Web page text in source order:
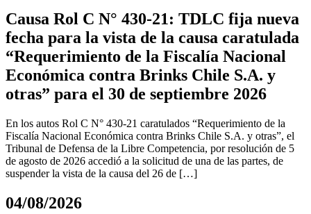
Causa Rol C N° 430-21: TDLC fija nueva
fecha para la vista de la causa caratulada
“Requerimiento de la Fiscalía Nacional
Económica contra Brinks Chile S.A. y
otras” para el 30 de septiembre 2026
En los autos Rol C N° 430-21 caratulados “Requerimiento de la
Fiscalía Nacional Económica contra Brinks Chile S.A. y otras”, el
Tribunal de Defensa de la Libre Competencia, por resolución de 5
de agosto de 2026 accedió a la solicitud de una de las partes, de
suspender la vista de la causa del 26 de […]
04/08/2026